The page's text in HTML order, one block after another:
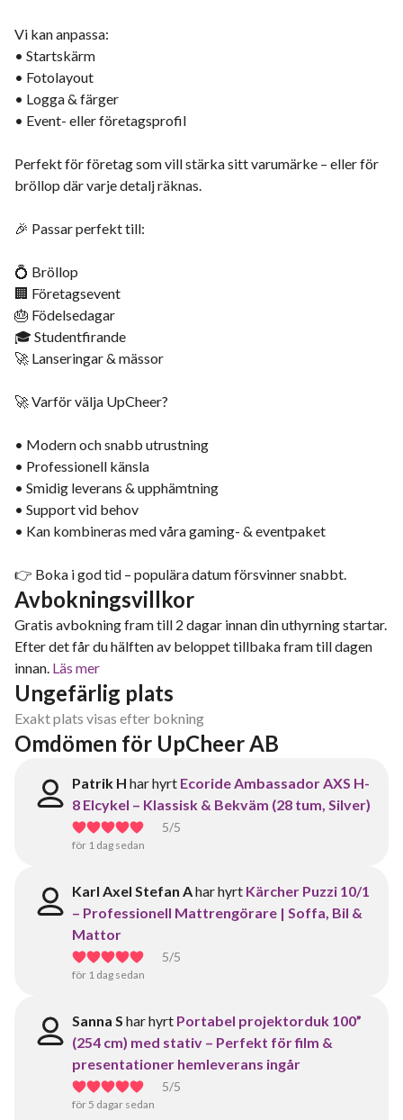
Vi kan anpassa:
• Startskärm
• Fotolayout
• Logga & färger
• Event- eller företagsprofil
Perfekt för företag som vill stärka sitt varumärke – eller för
bröllop där varje detalj räknas.
🎉 Passar perfekt till:
💍 Bröllop
🏢 Företagsevent
🎂 Födelsedagar
🎓 Studentfirande
🚀 Lanseringar & mässor
🚀 Varför välja UpCheer?
• Modern och snabb utrustning
• Professionell känsla
• Smidig leverans & upphämtning
• Support vid behov
• Kan kombineras med våra gaming- & eventpaket
👉 Boka i god tid – populära datum försvinner snabbt.
Avbokningsvillkor
Gratis avbokning fram till 2 dagar innan din uthyrning startar.
Efter det får du hälften av beloppet tillbaka fram till dagen
innan. Läs mer
Ungefärlig plats
Exakt plats visas efter bokning
Omdömen för UpCheer AB
Patrik H har hyrt Ecoride Ambassador AXS H-
8 Elcykel – Klassisk & Bekväm (28 tum, Silver)
5/5
för 1 dag sedan
Karl Axel Stefan Ahar hyrt Kärcher Puzzi 10/1
– Professionell Mattrengörare | Soffa, Bil &
Mattor
5/5
för 1 dag sedan
Sanna S har hyrt Portabel projektorduk 100”
(254 cm) med stativ – Perfekt för film &
presentationer hemleverans ingår
5/5
för 5 dagar sedan